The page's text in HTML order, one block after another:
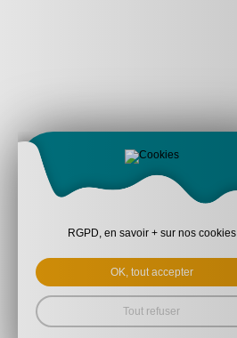
RGPD, en savoir + sur nos cookies
OK, tout accepter
Tout refuser